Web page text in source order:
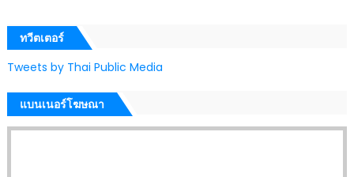
ทวีตเตอร์
Tweets by Thai Public Media
แบนเนอร์โฆษณา